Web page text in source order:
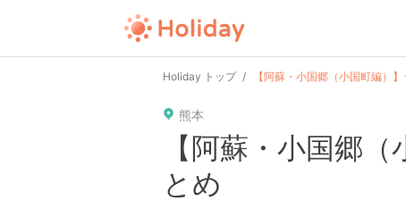
Holiday トップ 【阿蘇・小国郷（小国町編）
熊本
【阿蘇・小国郷
とめ